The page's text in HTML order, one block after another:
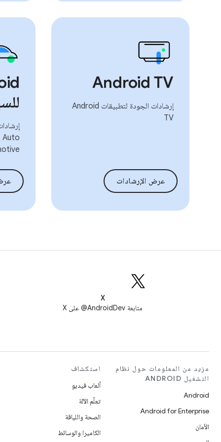
Android TV
إرشادات الجودة لتطبيقات Android
TV
عرض الإرشادات
X
متابعة AndroidDev@ على X
مزيد من المعلومات حول نظام
التشغيل ANDROID
Android
Android for Enterprise
الأمان
استكشاف
ألعاب فيديو
تعلُم الآلة
الصحة واللياقة
الكاميرا والوسائط